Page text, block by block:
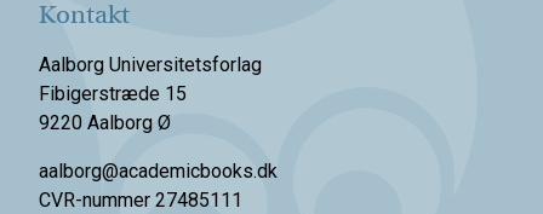
Kontakt
Aalborg Universitetsforlag
Fibigerstræde 15
9220 Aalborg Ø
aalborg@academicbooks.dk
CVR-nummer 27485111